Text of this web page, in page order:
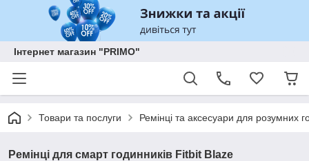
Інтернет магазин "PRIMO"
Товари та послуги Ремінці та аксесуари для розумних
Ремінці для смарт годинників Fitbit Blaze